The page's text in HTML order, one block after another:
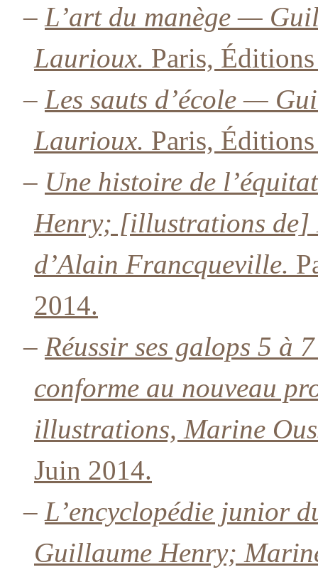
– L’art du manège —
Laurioux. Paris,
– Les sauts d’école —
Laurioux. Paris,
– Une histoire de
Henry; [illustrations de]
d’Alain Francqueville.
2014.
– Réussir ses galops 5 à
conforme au nouveau
illustrations, Marine
Juin 2014.
– L’encyclopédie junior
Guillaume Henry;